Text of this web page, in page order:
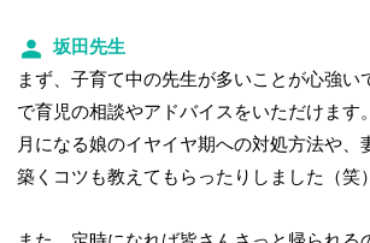
坂田先生
まず、子育て中の先生が多いことが心強い
で育児の相談やアドバイスをいただけます
月になる娘のイヤイヤ期への対処方法や、
築くコツも教えてもらったりしました（笑）